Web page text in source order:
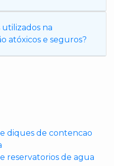
na
atóxicos e seguros?
diques de contencao
reservatorios de agua